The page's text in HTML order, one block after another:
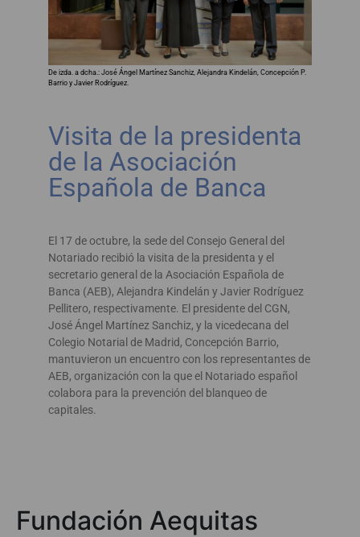
De izda. a dcha.: José Ángel Martínez Sanchiz, Alejandra Kindelán, Concepción P.
Barrio y Javier Rodríguez.
Visita de la presidenta
de la Asociación
Española de Banca
El 17 de octubre, la sede del Consejo General del
Notariado recibió la visita de la presidenta y el
secretario general de la Asociación Española de
Banca (AEB), Alejandra Kindelán y Javier Rodríguez
Pellitero, respectivamente. El presidente del CGN,
José Ángel Martínez Sanchiz, y la vicedecana del
Colegio Notarial de Madrid, Concepción Barrio,
mantuvieron un encuentro con los representantes de
AEB, organización con la que el Notariado español
colabora para la prevención del blanqueo de
capitales.
Fundación Aequitas